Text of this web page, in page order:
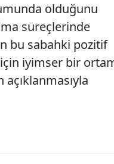
olduğunu
süreçlerinde
bu sabahki pozitif
için iyimser bir